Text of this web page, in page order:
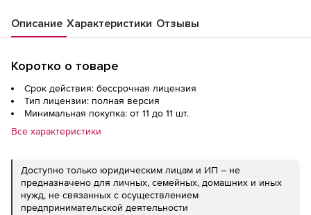
Описание Характеристики Отзывы
Коротко о товаре
Срок действия: бессрочная лицензия
Тип лицензии: полная версия
Минимальная покупка: от 11 до 11 шт.
Все характеристики
Доступно только юридическим лицам и ИП – не
предназначено для личных, семейных, домашних и иных
нужд, не связанных с осуществлением
предпринимательской деятельности